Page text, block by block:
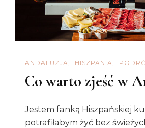
ANDALUZJA HISZPANIA
Co warto zjeść w
Jestem fanką Hiszpańskiej
potrafiłabym żyć bez